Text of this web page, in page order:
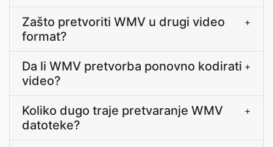
Zašto pretvoriti WMV u drugi video
format?
+
Da li WMV pretvorba ponovno kodirati
video?
+
Koliko dugo traje pretvaranje WMV
datoteke?
+